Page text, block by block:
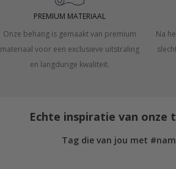
PREMIUM MATERIAAL
Onze behang is gemaakt van premium
materiaal voor een exclusieve uitstraling
en langdurige kwaliteit.
Na
Echte inspiratie van onze
Tag die van jou met